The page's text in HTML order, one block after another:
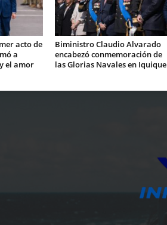
acto de
a
el amor
Biministro Claudio Alvarado
encabezó conmemoración de
las Glorias Navales en Iquique